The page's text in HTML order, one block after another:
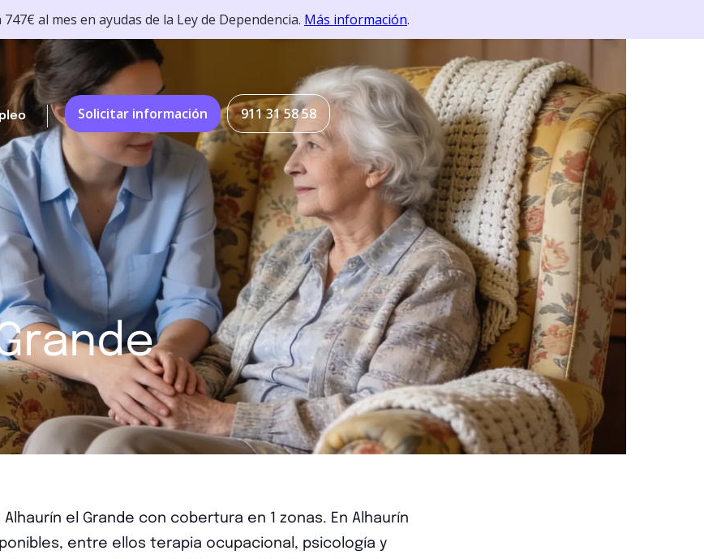
747€ al mes en ayudas de la Ley de Dependencia. Más información.
Solicitar información 911 31 58 58
el Grande con cobertura en 1 zonas. En Alhaurín
entre ellos terapia ocupacional, psicología y